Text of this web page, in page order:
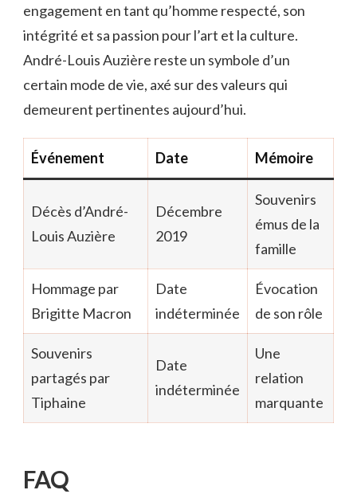
engagement en tant qu’homme respecté, son
intégrité et sa passion pour l’art et la culture.
André-Louis Auzière reste un symbole d’un
certain mode de vie, axé sur des valeurs qui
demeurent pertinentes aujourd’hui.
Événement Date Mémoire
Décès d’André-
Louis Auzière
Décembre
2019
Souvenirs
émus de la
famille
Hommage par
Brigitte Macron
Date
indéterminée
Évocation
de son rôle
Souvenirs
partagés par
Tiphaine
Date
indéterminée
Une
relation
marquante
FAQ